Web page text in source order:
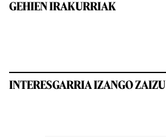
GEHIEN IRAKURRIAK
INTERESGARRIA IZANGO ZAIZU